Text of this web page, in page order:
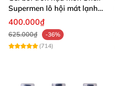
Supermen lô hội mát lạnh
dưỡng da
400.000₫
625.000₫
-36%
(714)